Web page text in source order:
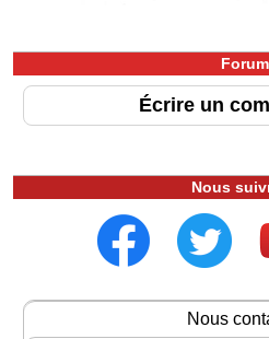
Forum
Écrire un
Nous
Nous